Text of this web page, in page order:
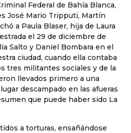
Federal de Bahía Blanca,
José Mario Tripputi, Martín
a Paula Blaser, hija de Laura
el 29 de diciembre de
Salto y Daniel Bombara en el
ciudad, cuando ella contaba
tres militantes sociales y de la
llevados primero a una
descampado en las afueras
que puede haber sido La
a torturas, ensañándose